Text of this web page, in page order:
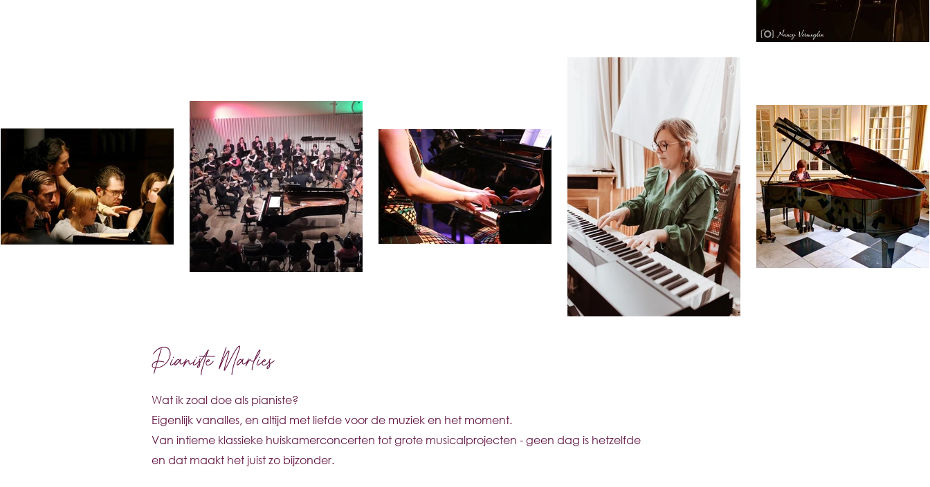
Pianiste Marlies
Wat ik zoal doe als pianiste?
Eigenlijk vanalles, en altijd met liefde voor de muziek en het moment.
Van intieme klassieke huiskamerconcerten tot grote musicalprojecten - geen dag is hetzelfde
en dat maakt het juist zo bijzonder.